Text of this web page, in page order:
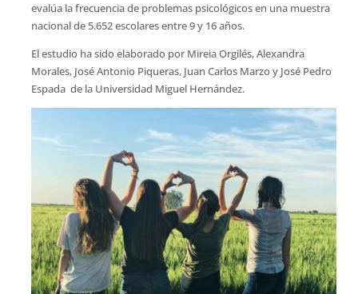
evalúa la frecuencia de problemas psicológicos en una muestra
nacional de 5.652 escolares entre 9 y 16 años.
El estudio ha sido elaborado por Mireia Orgilés, Alexandra
Morales, José Antonio Piqueras, Juan Carlos Marzo y José Pedro
Espada de la Universidad Miguel Hernández.